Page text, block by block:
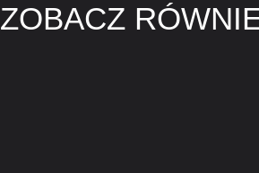
ZOBACZ